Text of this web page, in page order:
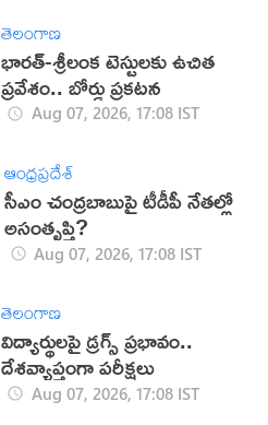
తెలంగాణ
భారత్-శ్రీలంక టెస్టులకు ఉచిత
ప్రవేశం.. బోర్డు ప్రకటన
Aug 07, 2026, 17:08 IST
ఆంధ్రప్రదేశ్
సీఎం చంద్రబాబుపై టీడీపీ నేతల్లో
అసంతృప్తి?
Aug 07, 2026, 17:08 IST
తెలంగాణ
విద్యార్థులపై డ్రగ్స్ ప్రభావం..
దేశవ్యాప్తంగా పరీక్షలు
Aug 07, 2026, 17:08 IST